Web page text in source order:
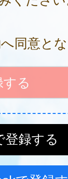
同意と
登録する